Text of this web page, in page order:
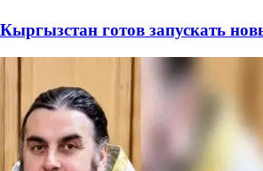
готов запускать